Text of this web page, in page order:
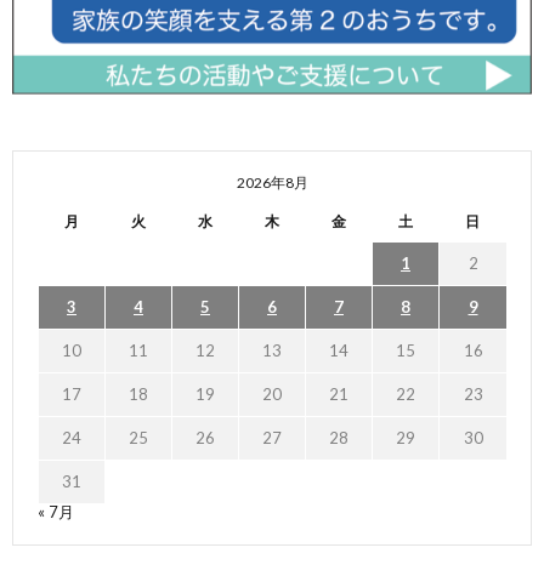
2026年8月
月 火 水 木 金 土 日
1 2
3 4 5 6 7 8 9
10 11 12 13 14 15 16
17 18 19 20 21 22 23
24 25 26 27 28 29 30
31
« 7月